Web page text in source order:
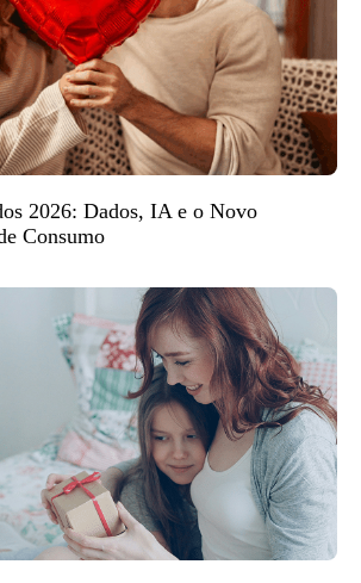
2026: Dados, IA e o Novo
Consumo